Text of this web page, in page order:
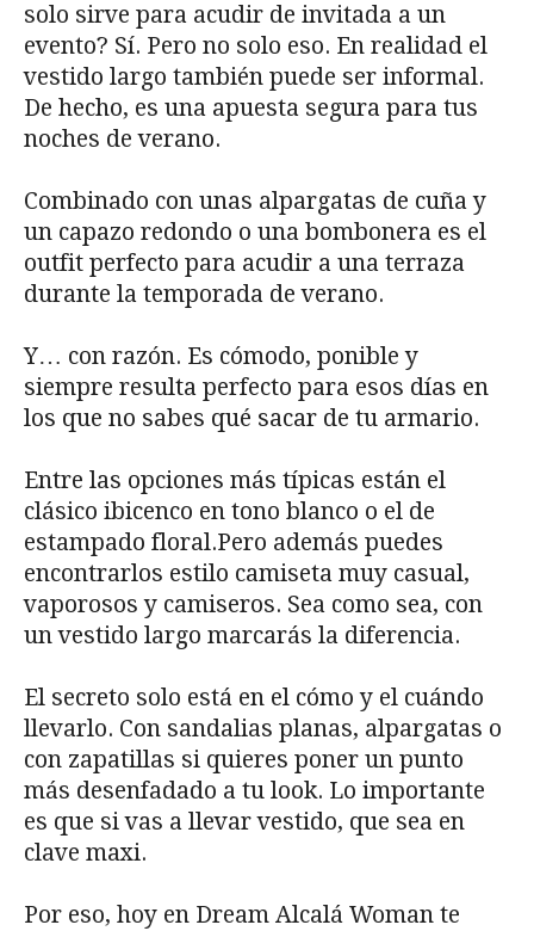
solo sirve para acudir de invitada a un
evento? Sí. Pero no solo eso. En realidad el
vestido largo también puede ser informal.
De hecho, es una apuesta segura para tus
noches de verano.
Combinado con unas alpargatas de cuña y
un capazo redondo o una bombonera es el
outfit perfecto para acudir a una terraza
durante la temporada de verano.
Y… con razón. Es cómodo, ponible y
siempre resulta perfecto para esos días en
los que no sabes qué sacar de tu armario.
Entre las opciones más típicas están el
clásico ibicenco en tono blanco o el de
estampado floral.Pero además puedes
encontrarlos estilo camiseta muy casual,
vaporosos y camiseros. Sea como sea, con
un vestido largo marcarás la diferencia.
El secreto solo está en el cómo y el cuándo
llevarlo. Con sandalias planas, alpargatas o
con zapatillas si quieres poner un punto
más desenfadado a tu look. Lo importante
es que si vas a llevar vestido, que sea en
clave maxi.
Por eso, hoy en Dream Alcalá Woman te